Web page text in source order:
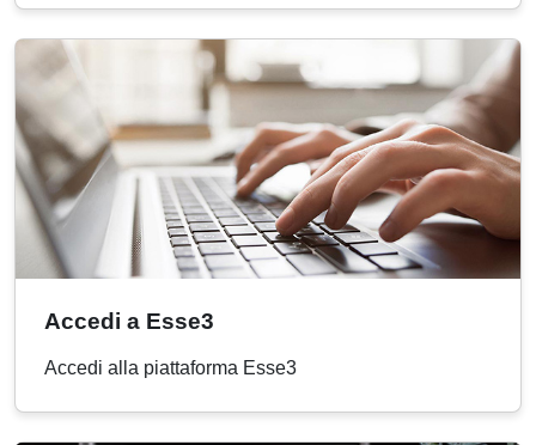
Accedi a Esse3
Accedi alla piattaforma Esse3